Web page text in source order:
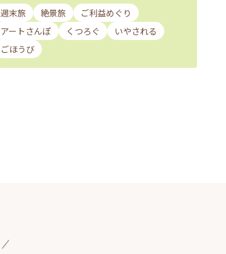
週末旅 絶景旅
ご利益めぐり
アートさんぽ
くつろぐ
いやされる
ごほうび